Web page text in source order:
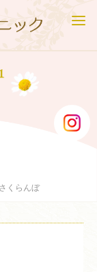
くらんぼ